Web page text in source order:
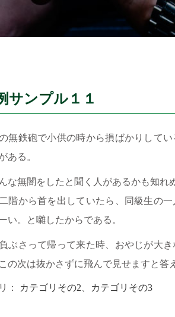
Q&A
サンプル１１
無鉄砲で小供の時から損ばかりして
ある。
な無闇をしたと聞く人があるかも知れ
階から首を出していたら、同級生の
い。と囃したからである。
ぶさって帰って来た時、おやじが大
の次は抜かさずに飛んで見せますと答
： カテゴリその2、 カテゴリその3